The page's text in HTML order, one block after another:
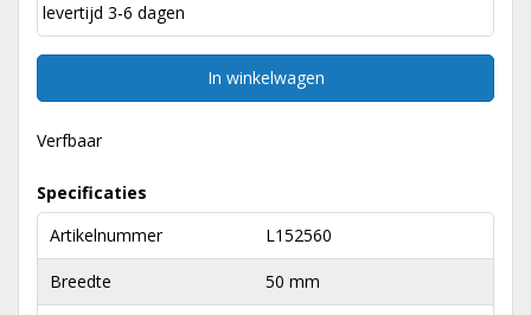
levertijd 3-6 dagen
In winkelwagen
Verfbaar
Specificaties
Artikelnummer
L152560
Breedte 50 mm